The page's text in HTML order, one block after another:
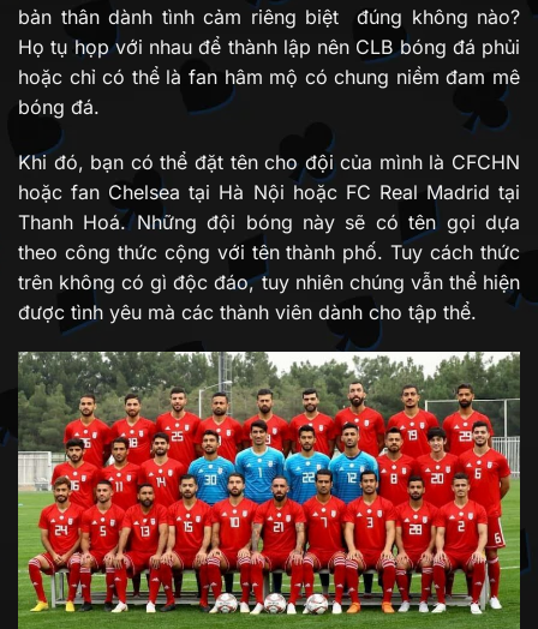
bản thân dành tình cảm riêng biệt đúng không nào?
Họ tụ họp với nhau để thành lập nên CLB bóng đá phủi
hoặc chỉ có thể là fan hâm mộ có chung niềm đam mê
bóng đá.
Khi đó, bạn có thể đặt tên cho đội của mình là CFCHN
hoặc fan Chelsea tại Hà Nội hoặc FC Real Madrid tại
Thanh Hoá. Những đội bóng này sẽ có tên gọi dựa
theo công thức cộng với tên thành phố. Tuy cách thức
trên không có gì độc đáo, tuy nhiên chúng vẫn thể hiện
được tình yêu mà các thành viên dành cho tập thể.